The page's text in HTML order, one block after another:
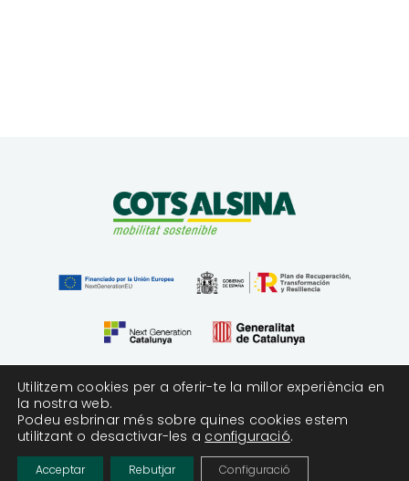
©2026 |Avís legal|Política de privacitat|Política de cookies
Utilitzem cookies per a oferir-te la millor experiència en
la nostra web.
Podeu esbrinar més sobre quines cookies estem
utilitzant o desactivar-les a configuració.
Acceptar Rebutjar Configuració